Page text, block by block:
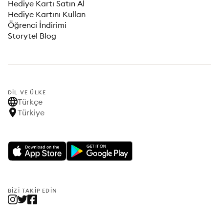
Hediye Kartı Satın Al
Hediye Kartını Kullan
Öğrenci İndirimi
Storytel Blog
DIL VE ÜLKE
Türkçe
Türkiye
BIZI TAKIP EDIN